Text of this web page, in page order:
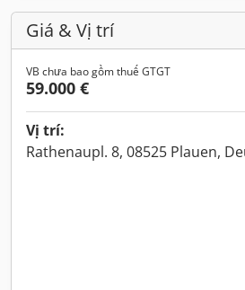
Giá & Vị trí
VB chưa bao gồm thuế GTGT
59.000 €
Vị trí:
Rathenaupl. 8, 08525 Plauen,